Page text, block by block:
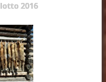
lotto 2016